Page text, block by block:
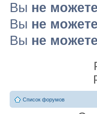
Вы не можете
Вы не можете
Вы не можете
Список форумов